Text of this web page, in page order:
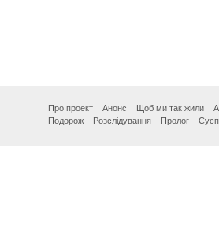
Про проект Анонс Щоб ми так жили
Подорож
Розслідування Пролог